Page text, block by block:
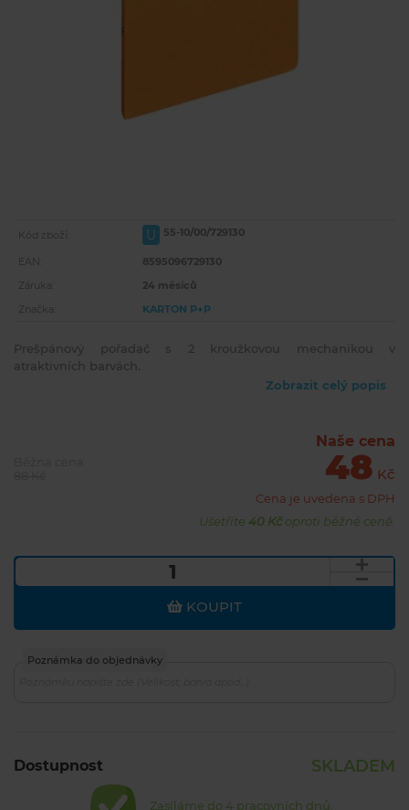
Kód zboží: U 55-10/00/729130
EAN:
8595096729130
Záruka:
24 měsíců
Značka:
KARTON P+P
Prešpánový pořadač s 2 kroužkovou mechanikou v
atraktivních barvách.
Zobrazit celý popis
Naše cena
48 Kč
Cena je uvedena s DPH
Ušetříte 40 Kčoproti běžné ceně.
KOUPIT
Poznámka do objednávky
Dostupnost SKLADEM
Zasíláme do 4 pracovních dnů.